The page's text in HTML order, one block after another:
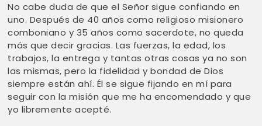
No cabe duda de que el Señor sigue confiando en
uno. Después de 40 años como religioso misionero
comboniano y 35 años como sacerdote, no queda
más que decir gracias. Las fuerzas, la edad, los
trabajos, la entrega y tantas otras cosas ya no son
las mismas, pero la fidelidad y bondad de Dios
siempre están ahí. Él se sigue fijando en mí para
seguir con la misión que me ha encomendado y que
yo libremente acepté.